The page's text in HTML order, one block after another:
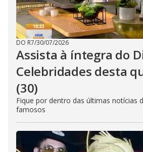
DO R7/30/07/2026
Assista à íntegra do
Celebridades desta
(30)
Fique por dentro das últimas notícias
famosos